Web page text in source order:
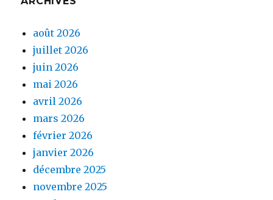
août 2026
juillet 2026
juin 2026
mai 2026
avril 2026
mars 2026
février 2026
janvier 2026
décembre 2025
novembre 2025